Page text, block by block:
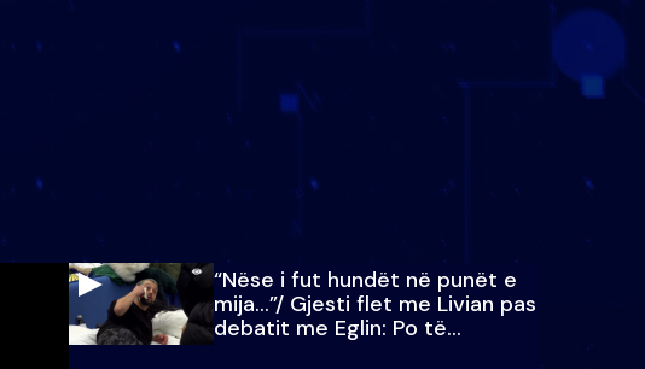
“Nëse i fut hundët në punët e
mija…”/ Gjesti flet me Livian pas
debatit me Eglin: Po të
paralajmëroj